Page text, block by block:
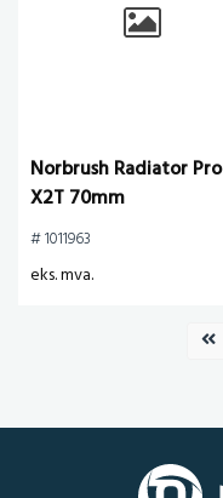
Norbrush Radiator Pro
X2T 70mm
# 1011963
eks. mva.